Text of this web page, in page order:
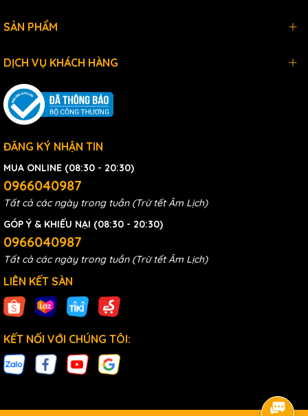
SẢN PHẨM
DỊCH VỤ KHÁCH HÀNG
ĐĂNG KÝ NHẬN TIN
MUA ONLINE (08:30 - 20:30)
0966040987
Tất cả các ngày trong tuần (Trừ tết Âm Lịch)
GÓP Ý & KHIẾU NẠI (08:30 - 20:30)
0966040987
Tất cả các ngày trong tuần (Trừ tết Âm Lịch)
LIÊN KẾT SÀN
KẾT NỐI VỚI CHÚNG TÔI: